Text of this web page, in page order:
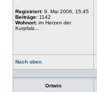
Registriert: 9. Mai 2006, 15:45
Beiträge: 1142
Wohnort: im Herzen der
Kurpfalz...
Nach oben
Ortwin